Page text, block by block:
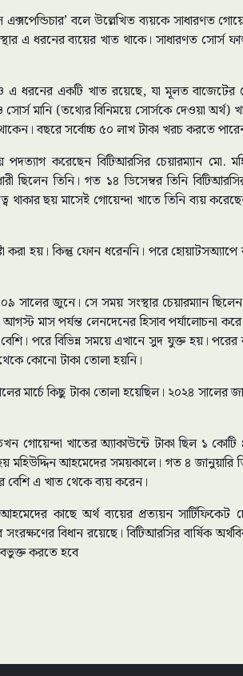
বলে উল্লেখিত ব্যয়কে সাধারণত
এ ধরনের ব্যয়ের খাত থাকে। সাধারণত সোর্স
এ ধরনের একটি খাত রয়েছে, যা মূলত বাজেটের
মানি (তথ্যের বিনিময়ে সোর্সকে দেওয়া অর্থ)
বছরে সর্বোচ্চ ৫০ লাখ টাকা খরচ করতে
করেছেন বিটিআরসির চেয়ারম্যান মো.
ছিলেন তিনি। গত ১৪ ডিসেম্বর তিনি
ছয় মাসেই গোয়েন্দা খাতে তিনি ব্যয়
করা হয়। কিন্তু ফোন ধরেননি। পরে হোয়াটসঅ্যাপে
সালের জুনে। সে সময় সংস্থার চেয়ারম্যান
মাস পর্যন্ত লেনদেনের হিসাব পর্যালোচনা
পরে বিভিন্ন সময়ে এখানে সুদ যুক্ত হয়। পরের
কোনো টাকা তোলা হয়নি।
মার্চে কিছু টাকা তোলা হয়েছিল। ২০২৪ সালের
গোয়েন্দা খাতের অ্যাকাউন্টে টাকা ছিল ১
মহিউদ্দিন আহমেদের সময়কালে। গত ৪ জানুয়ারি
এ খাত থেকে ব্যয় করেন।
কাছে অর্থ ব্যয়ের প্রত্যয়ন সার্টিফিকেট
বিধান রয়েছে। বিটিআরসির বার্ষিক
করতে হবে